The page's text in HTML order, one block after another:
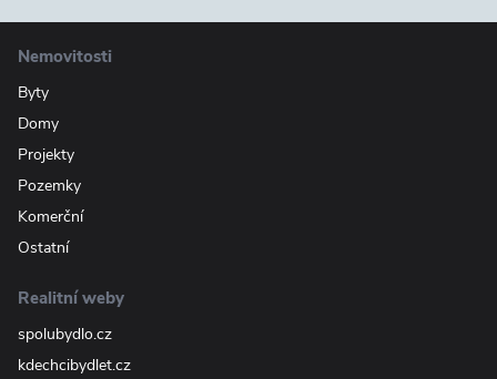
Nemovitosti
Byty
Domy
Projekty
Pozemky
Komerční
Ostatní
Realitní weby
spolubydlo.cz
kdechcibydlet.cz